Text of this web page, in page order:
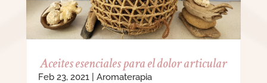
Aceites esenciales para el dolor articular
Feb 23, 2021 Aromaterapia